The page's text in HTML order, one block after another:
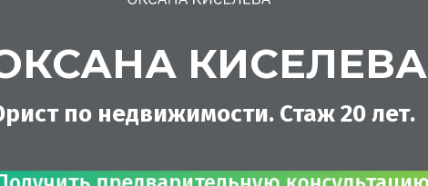
по недвижимости. Стаж 20 лет.
КИСЕЛЕВА